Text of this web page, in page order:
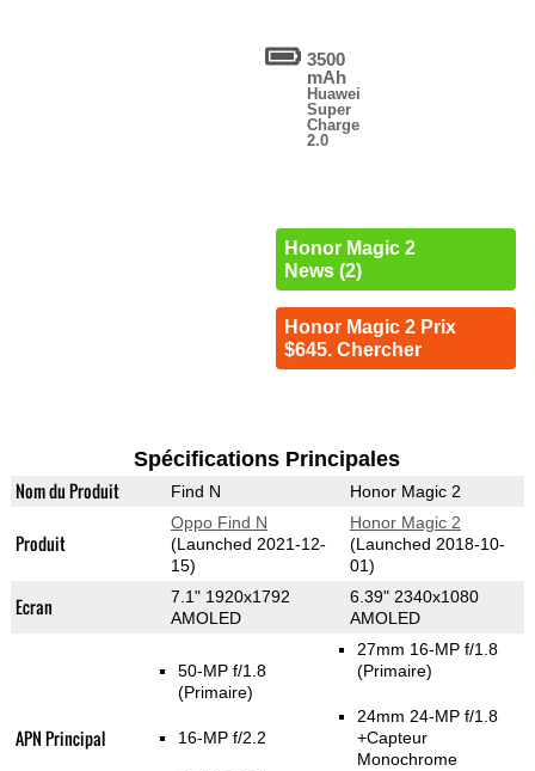
3500
mAh
Huawei
Super
Charge
2.0
Honor Magic 2
News (2)
Honor Magic 2 Prix
$645. Chercher
Spécifications Principales
Nom du Produit Find N Honor Magic 2
Produit
Oppo Find N
(Launched 2021-12-
15)
Honor Magic 2
(Launched 2018-10-
01)
Ecran
7.1" 1920x1792
AMOLED
6.39" 2340x1080
AMOLED
APN Principal
50-MP f/1.8
(Primaire)
16-MP f/2.2
27mm 16-MP f/1.8
(Primaire)
24mm 24-MP f/1.8
+Capteur
Monochrome